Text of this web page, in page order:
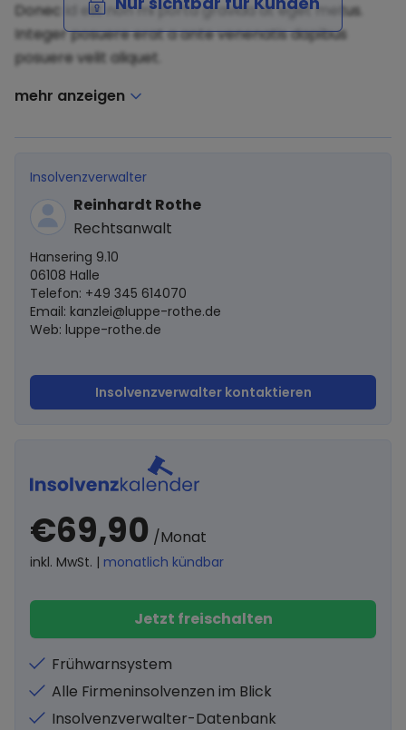
Donec id elit non mi porta gravida at eget metus.
Integer posuere erat a ante venenatis dapibus
posuere velit aliquet.
mehr anzeigen
Insolvenzverwalter
Reinhardt Rothe
Rechtsanwalt
Hansering 9.10
06108 Halle
Telefon: +49 345 614070
Email: kanzlei@luppe-rothe.de
Web: luppe-rothe.de
Insolvenzverwalter kontaktieren
€69,90 /Monat
inkl. MwSt. | monatlich kündbar
Jetzt freischalten
Frühwarnsystem
Alle Firmeninsolvenzen im Blick
Insolvenzverwalter-Datenbank